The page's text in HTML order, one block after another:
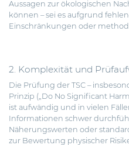
Aussagen zur ökologischen
können – sei es aufgrund
Einschränkungen oder
2. Komplexität und
Die Prüfung der TSC –
Prinzip („Do No Significant
ist aufwändig und in vielen
Informationen schwer
Näherungswerten oder
zur Bewertung physischer